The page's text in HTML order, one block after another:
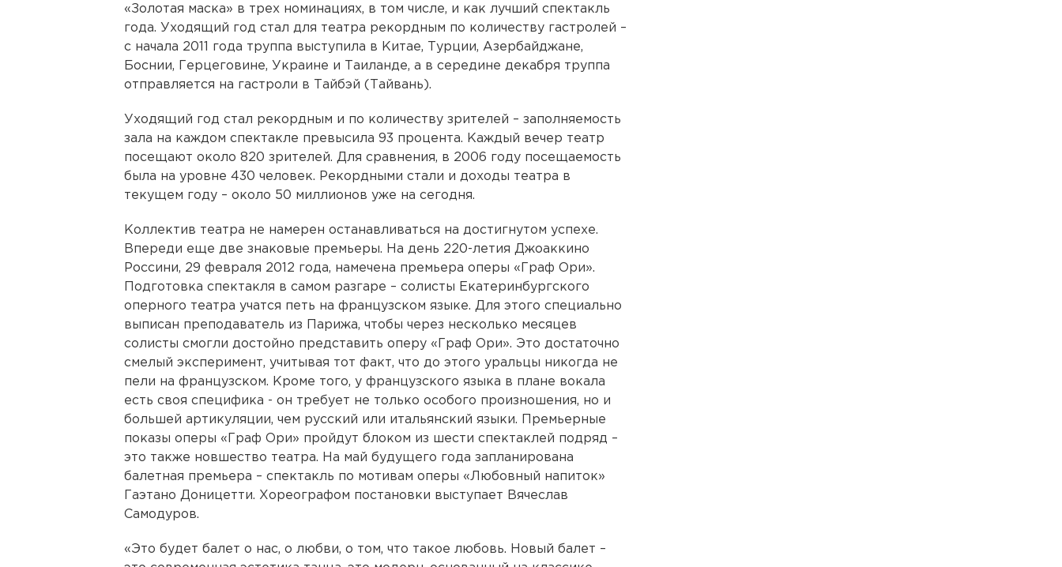
«Золотая маска» в трех номинациях, в том числе, и как лучший спектакль
года. Уходящий год стал для театра рекордным по количеству гастролей –
с начала 2011 года труппа выступила в Китае, Турции, Азербайджане,
Боснии, Герцеговине, Украине и Таиланде, а в середине декабря труппа
отправляется на гастроли в Тайбэй (Тайвань).
Уходящий год стал рекордным и по количеству зрителей – заполняемость
зала на каждом спектакле превысила 93 процента. Каждый вечер театр
посещают около 820 зрителей. Для сравнения, в 2006 году посещаемость
была на уровне 430 человек. Рекордными стали и доходы театра в
текущем году – около 50 миллионов уже на сегодня.
Коллектив театра не намерен останавливаться на достигнутом успехе.
Впереди еще две знаковые премьеры. На день 220-летия Джоаккино
Россини, 29 февраля 2012 года, намечена премьера оперы «Граф Ори».
Подготовка спектакля в самом разгаре – солисты Екатеринбургского
оперного театра учатся петь на французском языке. Для этого специально
выписан преподаватель из Парижа, чтобы через несколько месяцев
солисты смогли достойно представить оперу «Граф Ори». Это достаточно
смелый эксперимент, учитывая тот факт, что до этого уральцы никогда не
пели на французском. Кроме того, у французского языка в плане вокала
есть своя специфика - он требует не только особого произношения, но и
большей артикуляции, чем русский или итальянский языки. Премьерные
показы оперы «Граф Ори» пройдут блоком из шести спектаклей подряд –
это также новшество театра. На май будущего года запланирована
балетная премьера – спектакль по мотивам оперы «Любовный напиток»
Гаэтано Доницетти. Хореографом постановки выступает Вячеслав
Самодуров.
«Это будет балет о нас, о любви, о том, что такое любовь. Новый балет –